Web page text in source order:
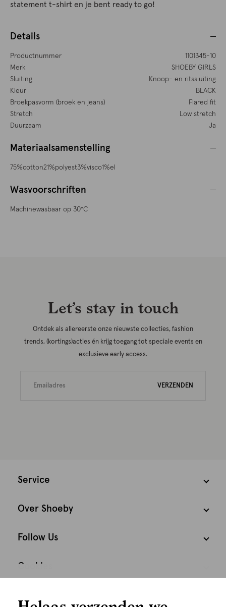
statement t-shirt en je bent ready to go!
Details
Productnummer
1101345-10
Merk
SHOEBY GIRLS
Sluiting
Knoop- en ritssluiting
Kleur
BLACK
Broekpasvorm (broek en jeans)
Flared fit
Stretch
Low stretch
Duurzaam
Ja
Materiaalsamenstelling
75%cotton21%polyest3%visco1%el
Wasvoorschriften
Machinewasbaar op 30°C
Let’s stay in touch
Ontdek als allereerste onze nieuwste collecties, fashion
trends, (kortings)acties én krijg toegang tot speciale events en
exclusieve early access.
VERZENDEN
Service
Over Shoeby
Follow Us
Cookies